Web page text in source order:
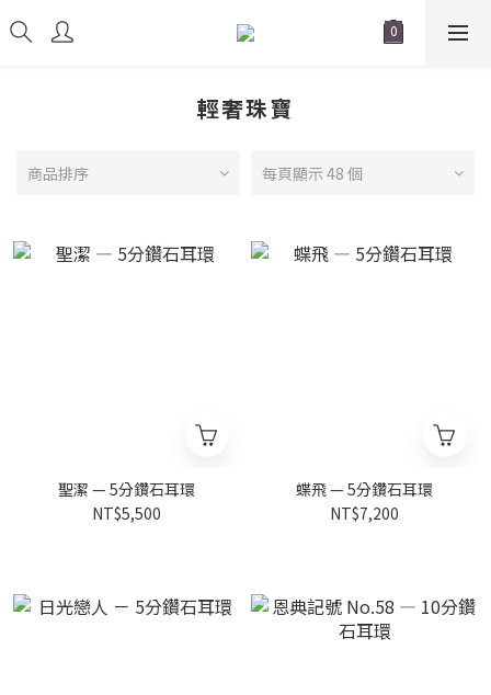
輕奢珠寶
商品排序 每頁顯示 48 個
聖潔 — 5分鑽石耳環
NT$5,500
蝶飛 — 5分鑽石耳環
NT$7,200